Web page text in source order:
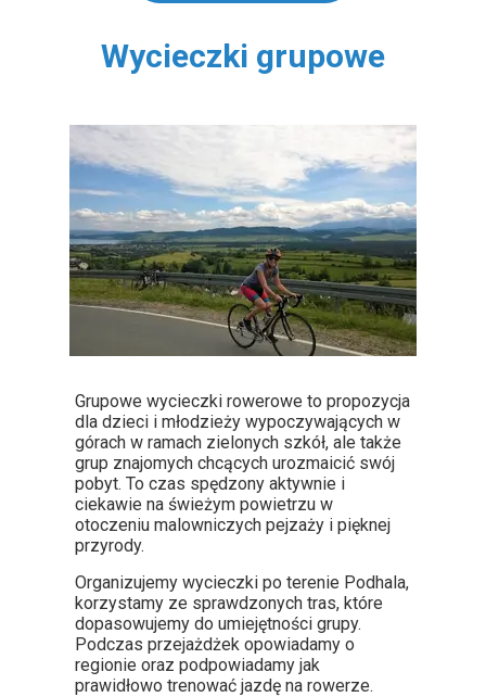
Wycieczki grupowe
Grupowe wycieczki rowerowe to propozycja
dla dzieci i młodzieży wypoczywających w
górach w ramach zielonych szkół, ale także
grup znajomych chcących urozmaicić swój
pobyt. To czas spędzony aktywnie i
ciekawie na świeżym powietrzu w
otoczeniu malowniczych pejzaży i pięknej
przyrody.
Organizujemy wycieczki po terenie Podhala,
korzystamy ze sprawdzonych tras, które
dopasowujemy do umiejętności grupy.
Podczas przejażdżek opowiadamy o
regionie oraz podpowiadamy jak
prawidłowo trenować jazdę na rowerze.